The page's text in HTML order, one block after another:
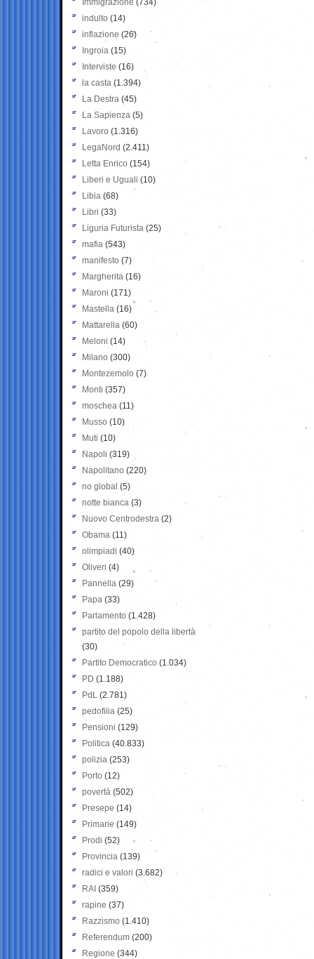
Immigrazione (734)
indulto (14)
inflazione (26)
Ingroia (15)
Interviste (16)
la casta (1.394)
La Destra (45)
La Sapienza (5)
Lavoro (1.316)
LegaNord (2.411)
Letta Enrico (154)
Liberi e Uguali (10)
Libia (68)
Libri (33)
Liguria Futurista (25)
mafia (543)
manifesto (7)
Margherita (16)
Maroni (171)
Mastella (16)
Mattarella (60)
Meloni (14)
Milano (300)
Montezemolo (7)
Monti (357)
moschea (11)
Musso (10)
Muti (10)
Napoli (319)
Napolitano (220)
no global (5)
notte bianca (3)
Nuovo Centrodestra (2)
Obama (11)
olimpiadi (40)
Oliveri (4)
Pannella (29)
Papa (33)
Parlamento (1.428)
partito del popolo della libertà
(30)
Partito Democratico (1.034)
PD (1.188)
PdL (2.781)
pedofilia (25)
Pensioni (129)
Politica (40.833)
polizia (253)
Porto (12)
povertà (502)
Presepe (14)
Primarie (149)
Prodi (52)
Provincia (139)
radici e valori (3.682)
RAI (359)
rapine (37)
Razzismo (1.410)
Referendum (200)
Regione (344)